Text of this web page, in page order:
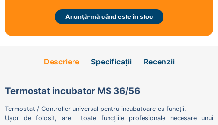
Anunţă-mă când este în stoc
Descriere Specificații Recenzii
Termostat incubator MS 36/56
Termostat / Controller universal pentru incubatoare cu funcții.
Ușor de folosit, are toate funcțiile profesionale necesare unui